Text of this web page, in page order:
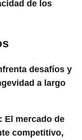
de los
desafíos y
a largo
El mercado de
competitivo,